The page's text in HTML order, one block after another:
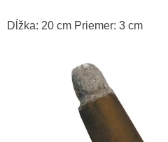
Dĺžka: 20 cm Priemer: 3 cm